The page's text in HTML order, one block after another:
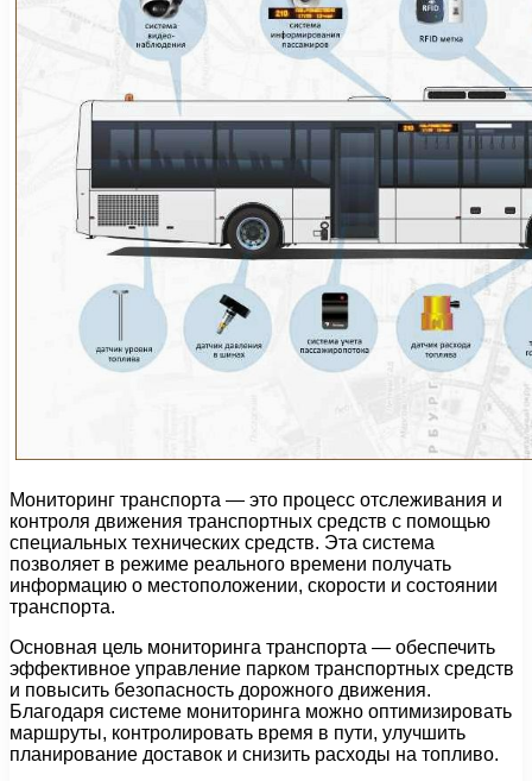
Мониторинг транспорта — это процесс отслеживания и
контроля движения транспортных средств с помощью
специальных технических средств. Эта система
позволяет в режиме реального времени получать
информацию о местоположении, скорости и состоянии
транспорта.
Основная цель мониторинга транспорта — обеспечить
эффективное управление парком транспортных средств
и повысить безопасность дорожного движения.
Благодаря системе мониторинга можно оптимизировать
маршруты, контролировать время в пути, улучшить
планирование доставок и снизить расходы на топливо.